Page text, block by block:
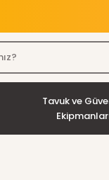
Tavuk ve